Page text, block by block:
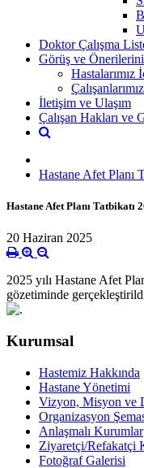
Doktor Çalışma
Görüş ve
Hastalarımız
İletişim ve Ulaşım
Çalışan Hakları ve
Hastane Afet Planı
Hastane Afet Planı Tatbikatı
20 Haziran 2025
2025 yılı Hastane Afet
gözetiminde
Kurumsal
Hastemiz Hakkında
Hastane Yönetimi
Vizyon, Misyon ve
Organizasyon
Anlaşmalı Kurumlar
Ziyaretçi/Refakatçi
Fotoğraf Galerisi